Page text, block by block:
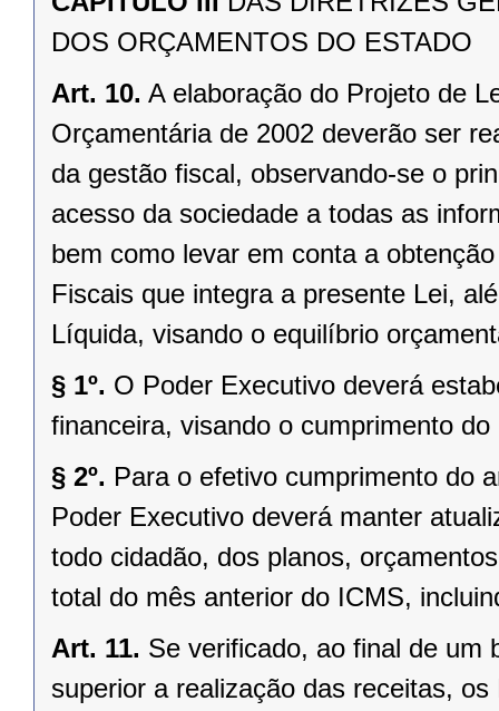
DOS ORÇAMENTOS DO ESTADO
Art. 10. A elaboração do Projeto de
Orçamentária de 2002 deverão ser
da gestão fiscal, observando-se o
acesso da sociedade a todas as
bem como levar em conta a
Fiscais que integra a presente Lei,
Líquida, visando o equilíbrio
§ 1º. O Poder Executivo deverá
financeira, visando o cumprimento
§ 2º. Para o efetivo cumprimento do
Poder Executivo deverá manter
todo cidadão, dos planos,
total do mês anterior do ICMS,
Art. 11. Se verificado, ao final de um
superior a realização das receitas,